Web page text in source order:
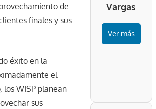
de
finales y sus
éxito en la
el
WISP planean
sus
Vargas
Ver más